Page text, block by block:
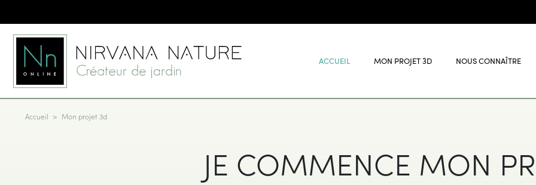
ACCUEIL MON PROJET 3D NOUS CONNAÎTRE
Accueil Mon projet 3d
JE COMMENCE MON